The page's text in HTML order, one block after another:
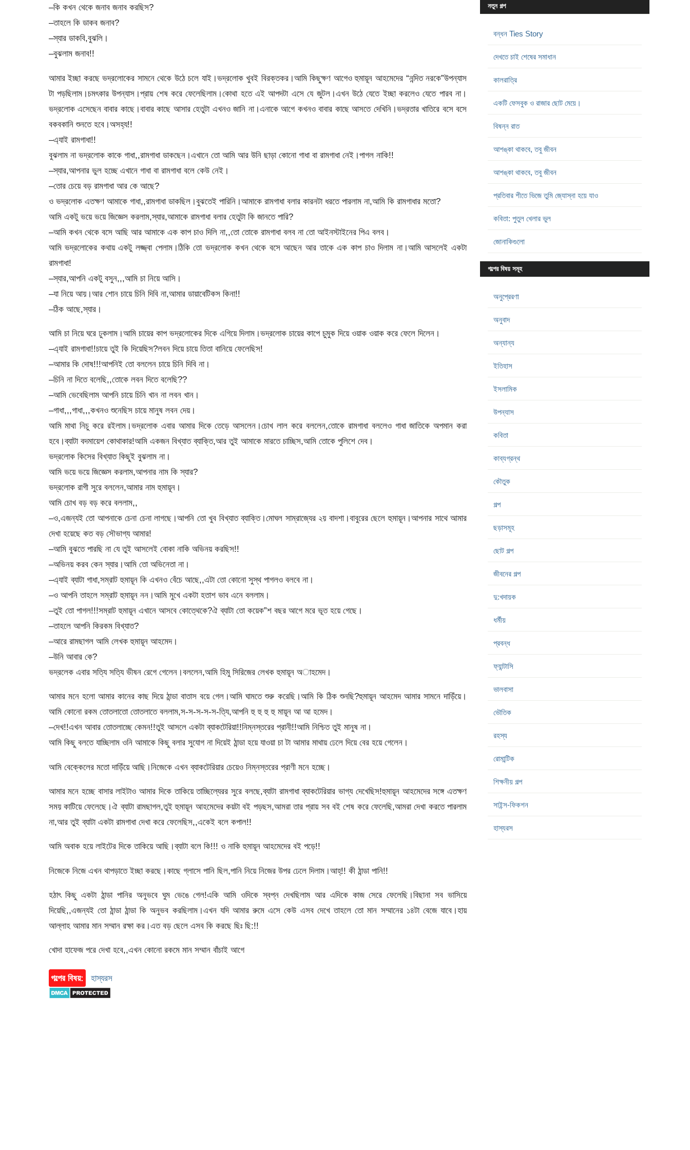
–কি কখন থেকে জনাব জনাব করছিস?
–তাহলে কি ডাকব জনাব?
–স্যার ডাকবি,বুঝলি।
–বুঝলাম জনাব!!
আমার ইচ্ছা করছে ভদ্রলোকের সামনে থেকে উঠে চলে যাই।ভদ্রলোক খুবই বিরক্তকর।আমি কিছুক্ষণ আগেও হুমায়ূন আহমেদের “নন্দিত নরকে”উপন্যাস
টা পড়ছিলাম।চমৎকার উপন্যাস।প্রায় শেষ করে ফেলেছিলাম।কোথা হতে এই আপদটা এসে যে জুটল।এখন উঠে যেতে ইচ্ছা করলেও যেতে পারব না।
ভদ্রলোক এসেছেন বাবার কাছে।বাবার কাছে আসার হেতুটা এখনও জানি না।এনাকে আগে কখনও বাবার কাছে আসতে দেখিনি।ভদ্রতার খাতিরে বসে বসে
বকবকানি শুনতে হবে।অসহ্য!!
–এ্যাই রামগাধা!!
বুঝলাম না ভদ্রলোক কাকে গাধা,,রামগাধা ডাকছেন।এখানে তো আমি আর উনি ছাড়া কোনো গাধা বা রামগাধা নেই।পাগল নাকি!!
–স্যার,আপনার ভুল হচ্ছে এখানে গাধা বা রামগাধা বলে কেউ নেই।
–তোর চেয়ে বড় রামগাধা আর কে আছে?
ও ভদ্রলোক এতক্ষণ আমাকে গাধা,,রামগাধা ডাকছিল।বুঝতেই পারিনি।আমাকে রামগাধা বলার কারনটা ধরতে পারলাম না,আমি কি রামগাধার মতো?
আমি একটু ভয়ে ভয়ে জিজ্ঞেস করলাম,স্যার,আমাকে রামগাধা বলার হেতুটা কি জানতে পারি?
–আমি কখন থেকে বসে আছি আর আমাকে এক কাপ চাও দিলি না,,তো তোকে রামগাধা বলব না তো আইনস্টাইনের পিএ বলব।
আমি ভদ্রলোকের কথায় একটু লজ্জ্বা পেলাম।ঠিকি তো ভদ্রলোক কখন থেকে বসে আছেন আর তাকে এক কাপ চাও দিলাম না।আমি আসলেই একটা
রামগাধা!
–স্যার,আপনি একটু বসুন,,,আমি চা নিয়ে আসি।
–যা নিয়ে আয়।আর শোন চায়ে চিনি দিবি না,আমার ডায়াবেটিকস কিনা!!
–ঠিক আছে,স্যার।
আমি চা নিয়ে ঘরে ঢুকলাম।আমি চায়ের কাপ ভদ্রলোকের দিকে এগিয়ে দিলাম।ভদ্রলোক চায়ের কাপে চুমুক দিয়ে ওয়াক ওয়াক করে ফেলে দিলেন।
–এ্যাই রামগাধা!!চায়ে তুই কি দিয়েছিস?লবন দিয়ে চায়ে তিতা বানিয়ে ফেলেছিস!
–আমার কি দোষ!!!আপনিই তো বললেন চায়ে চিনি দিবি না।
–চিনি না দিতে বলেছি,,তোকে লবন দিতে বলেছি??
–আমি ভেবেছিলাম আপনি চায়ে চিনি খান না লবন খান।
–গাধা,,,গাধা,,,কখনও শুনেছিস চায়ে মানুষ লবন দেয়।
আমি মাথা নিচু করে রইলাম।ভদ্রলোক এবার আমার দিকে তেড়ে আসলেন।চোখ লাল করে বললেন,তোকে রামগাধা বললেও গাধা জাতিকে অপমান করা
হবে।ব্যাটা বদমায়েশ কোথাকার!আমি একজন বিখ্যাত ব্যাক্তি,আর তুই আমাকে মারতে চাচ্ছিস,আমি তোকে পুলিশে দেব।
ভদ্রলোক কিসের বিখ্যাত কিছুই বুঝলাম না।
আমি ভয়ে ভয়ে জিজ্ঞেস করলাম,আপনার নাম কি স্যার?
ভদ্রলোক রাগী সুরে বললেন,আমার নাম হুমায়ূন।
আমি চোখ বড় বড় করে বললাম,,
–ও,এজন্যই তো আপনাকে চেনা চেনা লাগছে।আপনি তো খুব বিখ্যাত ব্যাক্তি।মোঘল সাম্রাজ্যের ২য় বাদশা।বাবুরের ছেলে হুমায়ূন।আপনার সাথে আমার
দেখা হয়েছে কত বড় সৌভাগ্য আমার!
–আমি বুঝতে পারছি না যে তুই আসলেই বোকা নাকি অভিনয় করছিস!!
–অভিনয় করব কেন স্যার।আমি তো অভিনেতা না।
–এ্যাই ব্যাটা গাধা,সম্রাট হুমায়ূন কি এখনও বেঁচে আছে,,এটা তো কোনো সুস্থ পাগলও বলবে না।
–ও আপনি তাহলে সম্রাট হুমায়ূন নন।আমি মুখে একটা হতাশ ভাব এনে বললাম।
–তুই তো পাগল!!!সম্রাট হুমায়ূন এখানে আসবে কোত্থেকে?ঐ ব্যাটা তো কয়েক”শ বছর আগে মরে ভূত হয়ে গেছে।
–তাহলে আপনি কিরকম বিখ্যাত?
–আরে রামছাগল আমি লেখক হুমায়ূন আহমেদ।
–উনি আবার কে?
ভদ্রলেক এবার সত্যি সত্যি ভীষন রেগে গেলেন।বললেন,আমি হিমু সিরিজের লেখক হুমায়ূন অাহমেদ।
আমার মনে হলো আমার কানের কাছ দিয়ে ঠান্ডা বাতাস বয়ে গেল।আমি ঘামতে শুরু করেছি।আমি কি ঠিক শুনছি?হুমায়ূন আহমেদ আমার সামনে দাড়িঁয়ে।
আমি কোনো রকম তোতলাতো তোতলাতে বললাম,স-স-স-স-স-ত্যি,আপনি হু হু হু হু মায়ূন আ আ হমেদ।
–দেখ!!এখন আবার তোতলাচ্ছে কেমন!!তুই আসলে একটা ব্যাকটেরিয়া!!নিম্নস্তরের প্রানী!!আমি নিশ্চিত তুই মানুষ না।
আমি কিছু বলতে যাচ্ছিলাম ওনি আমাকে কিছু বলার সুযোগ না দিয়েই ঠান্ডা হয়ে যাওয়া চা টা আমার মাথায় ঢেলে দিয়ে বের হয়ে গেলেন।
আমি বেক্কেলের মতো দাড়িঁয়ে আছি।নিজেকে এখন ব্যাকটেরিয়ার চেয়েও নিম্নস্তরের প্রাণী মনে হচ্ছে।
আমার মনে হচ্ছে বাসার লাইটাও আমার দিকে তাকিয়ে তাচ্ছিল্যেরর সুরে বলছে,ব্যাটা রামগাধা ব্যাকটেরিয়ার ভাগ্য দেখেছিস!হুমায়ূন আহমেদের সঙ্গে এতক্ষণ
সময় কাটিয়ে ফেলেছে।ঐ ব্যাটা রামছাগল,তুই হুমায়ূন আহমেদের কয়টা বই পড়ছস,আমরা তার প্রায় সব বই শেষ করে ফেলেছি,আমরা দেখা করতে পারলাম
না,আর তুই ব্যাটা একটা রামগাধা দেখা করে ফেলেছিস,,একেই বলে কপাল!!
আমি অবাক হয়ে লাইটের দিকে তাকিয়ে আছি।ব্যাটা বলে কি!!! ও নাকি হুমায়ূন আহমেদের বই পড়ে!!
নিজেকে নিজে এখন থাপড়াতে ইচ্ছা করছে।কাছে গ্লাসে পানি ছিল,পানি নিয়ে নিজের উপর ঢেলে দিলাম।আহ্!! কী ঠান্ডা পানি!!
হঠাৎ কিছু একটা ঠান্ডা পানির অনুভবে ঘুম ভেঙে গেল!একি আমি ওদিকে স্বপ্ন দেখছিলাম আর এদিকে কাজ সেরে ফেলেছি।বিছানা সব ভাসিয়ে
দিয়েছি,,এজন্যই তো ঠান্ডা ঠান্ডা কি অনুভব করছিলাম।এখন যদি আমার রুমে এসে কেউ এসব দেখে তাহলে তো মান সম্মানের ১৪টা বেজে যাবে।হায়
আল্লাহ আমার মান সম্মান রক্ষা কর।এত বড় ছেলে এসব কি করছে ছিঃ ছি:!!
খোদা হাফেজ পরে দেখা হবে,,এখন কোনো রকমে মান সম্মান বাঁচাই আগে
গল্পের বিষয়: হাস্যরস
নতুন গল্প
বন্ধন Ties Story
দেখতে চাই শেষের সমাধান
কালরাত্রি
একটি ফেসবুক ও রাজার ছোট মেয়ে।
বিষন্ন রাত
আশঙ্কা থাকবে, তবু জীবন
আশঙ্কা থাকবে, তবু জীবন
প্রতিবার শীতে ভিজে তুমি জ্যোস্না হয়ে যাও
কবিতা: পুতুল খেলার ভুল
জোনাকিগুলো
গল্পের বিষয় সমূহ
অনুপ্রেরণা
অনুবাদ
অন্যান্য
ইতিহাস
ইসলামিক
উপন্যাস
কবিতা
কাব্যগ্রন্থ
কৌতুক
গল্প
ছড়াসমূহ
ছোট গল্প
জীবনের গল্প
দু:খদায়ক
ধর্মীয়
প্রবন্ধ
ফ্যান্টাসি
ভালবাসা
ভৌতিক
রহস্য
রোমান্টিক
শিক্ষনীয় গল্প
সাইন্স-ফিকশন
হাস্যরস